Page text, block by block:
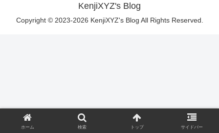
KenjiXYZ's Blog
Copyright © 2023-2026 KenjiXYZ's Blog All Rights Reserved.
ホーム 検索 トップ サイドバー